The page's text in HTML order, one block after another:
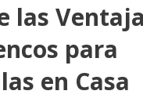
las
para
en Casa